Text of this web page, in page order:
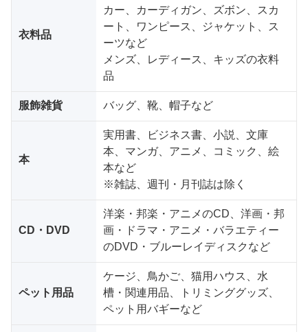
衣料品
カー、カーディガン、ズボン、スカ
ート、ワンピース、ジャケット、ス
ーツなど
メンズ、レディース、キッズの衣料
品
服飾雑貨 バッグ、靴、帽子など
本
実用書、ビジネス書、小説、文庫
本、マンガ、アニメ、コミック、絵
本など
※雑誌、週刊・月刊誌は除く
CD・DVD
洋楽・邦楽・アニメのCD、洋画・邦
画・ドラマ・アニメ・バラエティー
のDVD・ブルーレイディスクなど
ペット用品
ケージ、鳥かご、猫用ハウス、水
槽・関連用品、トリミンググッズ、
ペット用バギーなど